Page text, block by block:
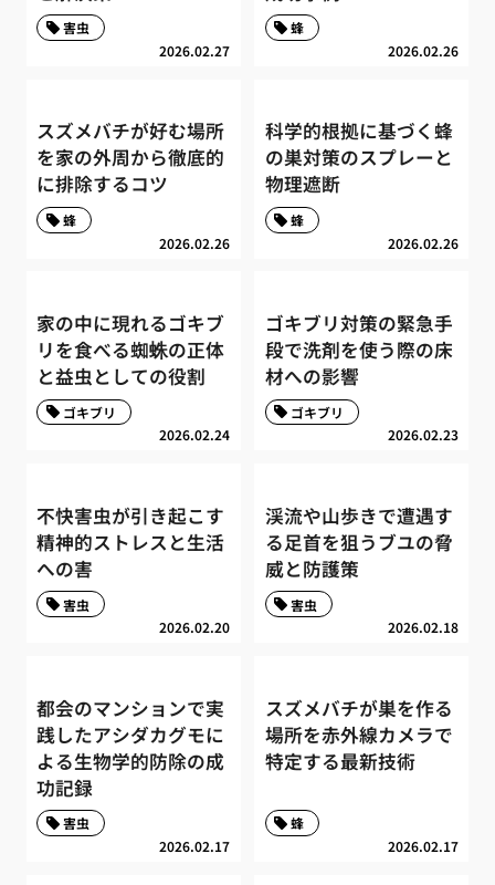
2026.02.27
害虫
2026.02.26
蜂
スズメバチが好む場所
を家の外周から徹底的
に排除するコツ
2026.02.26
蜂
科学的根拠に基づく蜂
の巣対策のスプレーと
物理遮断
2026.02.26
蜂
家の中に現れるゴキブ
リを食べる蜘蛛の正体
と益虫としての役割
2026.02.24
ゴキブリ
ゴキブリ対策の緊急手
段で洗剤を使う際の床
材への影響
2026.02.23
ゴキブリ
不快害虫が引き起こす
精神的ストレスと生活
への害
2026.02.20
害虫
渓流や山歩きで遭遇す
る足首を狙うブユの脅
威と防護策
2026.02.18
害虫
都会のマンションで実
践したアシダカグモに
よる生物学的防除の成
功記録
2026.02.17
害虫
スズメバチが巣を作る
場所を赤外線カメラで
特定する最新技術
2026.02.17
蜂